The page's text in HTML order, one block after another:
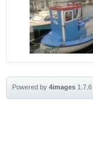
Powered by 4images 1.7.6